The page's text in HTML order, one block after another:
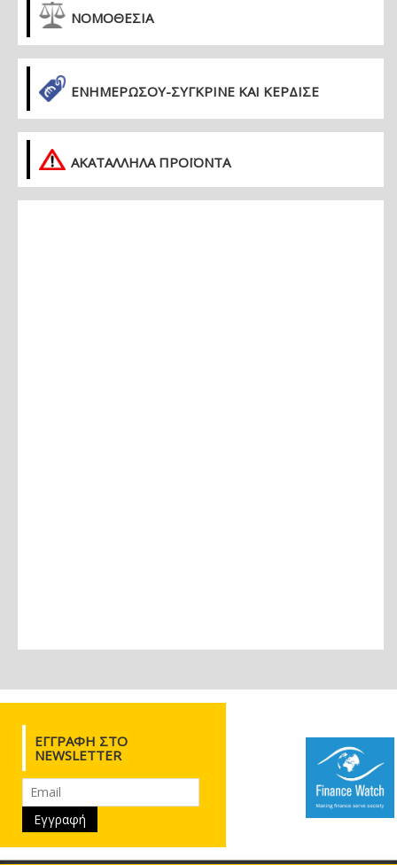
ΝΟΜΟΘΕΣΙΑ
ΕΝΗΜΕΡΏΣΟΥ-ΣΎΓΚΡΙΝΕ ΚΑΙ ΚΈΡΔΙΣΕ
ΑΚΑΤΑΛΛΗΛΑ ΠΡΟΪΟΝΤΑ
ΕΓΓΡΑΦΉ ΣΤΟ
NEWSLETTER